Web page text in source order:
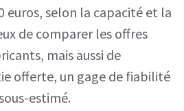
euros, selon la capacité et la
de comparer les offres
mais aussi de
offerte, un gage de fiabilité
estimé.